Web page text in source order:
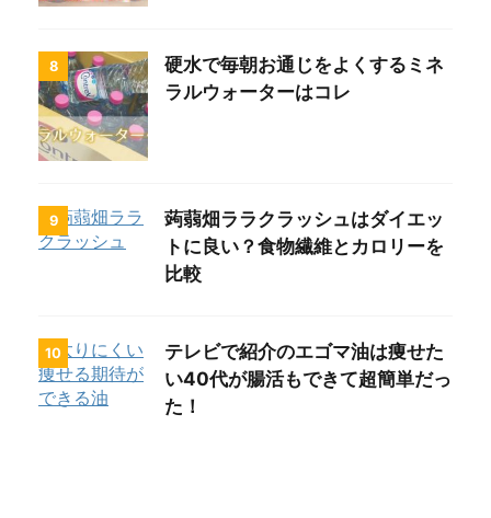
8
硬水で毎朝お通じをよくするミネ
ラルウォーターはコレ
9
蒟蒻畑ララクラッシュはダイエッ
トに良い？食物繊維とカロリーを
比較
10
テレビで紹介のエゴマ油は痩せた
い40代が腸活もできて超簡単だっ
た！